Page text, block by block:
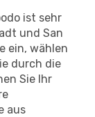
ist sehr
und San
ein, wählen
durch die
Sie Ihr
aus